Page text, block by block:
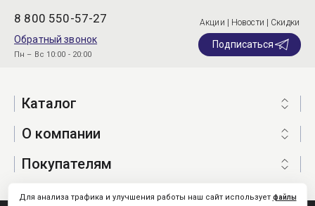
8 800 550-57-27
Обратный звонок
Пн – Вс 10:00 - 20:00
Акции | Новости | Скидки
Подписаться
Каталог
О компании
Покупателям
Для анализа трафика и улучшения работы наш сайт использует файлы